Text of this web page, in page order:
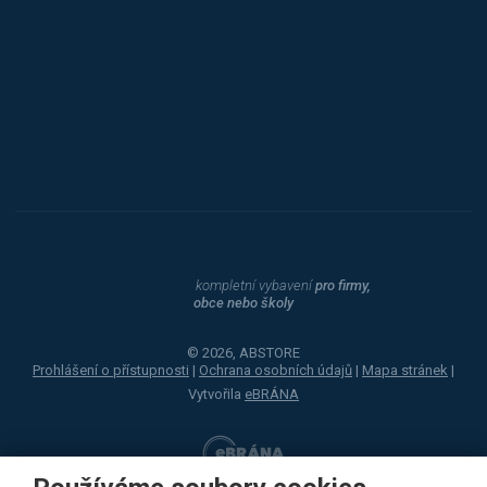
kompletní vybavenípro firmy,
obce nebo školy
© 2026, ABSTORE
Prohlášení o přístupnosti | Ochrana osobních údajů | Mapa stránek |
Vytvořila eBRÁNA